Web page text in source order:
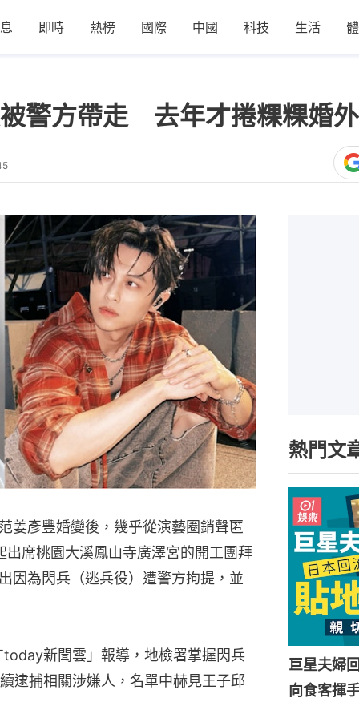
即時 熱榜 國際 中國 科技 生活
被警方帶走 去年才捲粿粿婚
姜彥豐婚變後，幾乎從演藝圈銷聲匿
席桃園大溪鳳山寺廣澤宮的開工團拜
因為閃兵（逃兵役）遭警方拘提，並
新聞雲」報導，地檢署掌握閃兵
逮捕相關涉嫌人，名單中赫見王子邱
熱門文
巨星夫婦
向食客揮